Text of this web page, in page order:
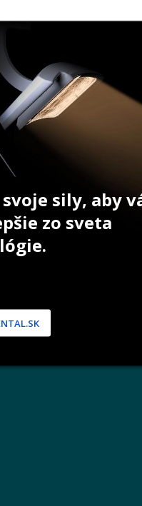
Doprava a platba
Reklamácie
sily, aby
zo sveta